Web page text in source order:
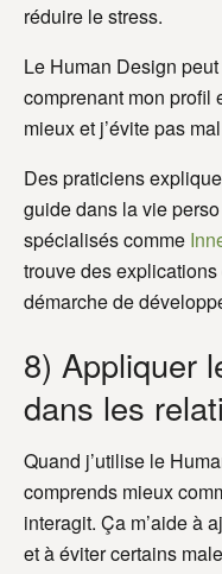
réduire le stress.
Le Human Design
comprenant mon profil
mieux et j’évite pas
Des praticiens
guide dans la vie
spécialisés comme
trouve des
démarche de
8) Appliquer
dans les
Quand j’utilise le
comprends mieux
interagit. Ça m’aide à
et à éviter certains